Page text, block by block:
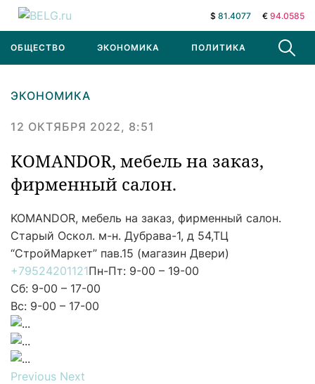
$ 81.4077 € 94.0585
ОБЩЕСТВО ЭКОНОМИКА ПОЛИТИКА В МИРЕ
ЭКОНОМИКА
12 ОКТЯБРЯ 2022, 8:51
KOMANDOR, мебель на заказ,
фирменный салон.
KOMANDOR, мебель на заказ, фирменный салон.
Старый Оскол. м-н. Дубрава-1, д 54,ТЦ
“СтройМаркет” пав.15 (магазин Двери)
+79524201121Пн-Пт: 9-00 – 19-00
Сб: 9-00 – 17-00
Вс: 9-00 – 17-00
Previous Next